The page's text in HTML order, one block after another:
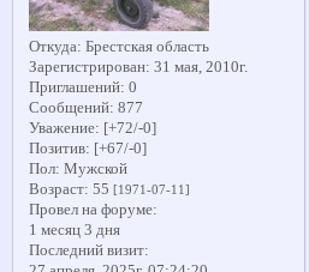
Откуда: Брестская область
Зарегистрирован: 31 мая, 2010г.
Приглашений: 0
Сообщений: 877
Уважение: [+72/-0]
Позитив: [+67/-0]
Пол: Мужской
Возраст: 55 [1971-07-11]
Провел на форуме:
1 месяц 3 дня
Последний визит: